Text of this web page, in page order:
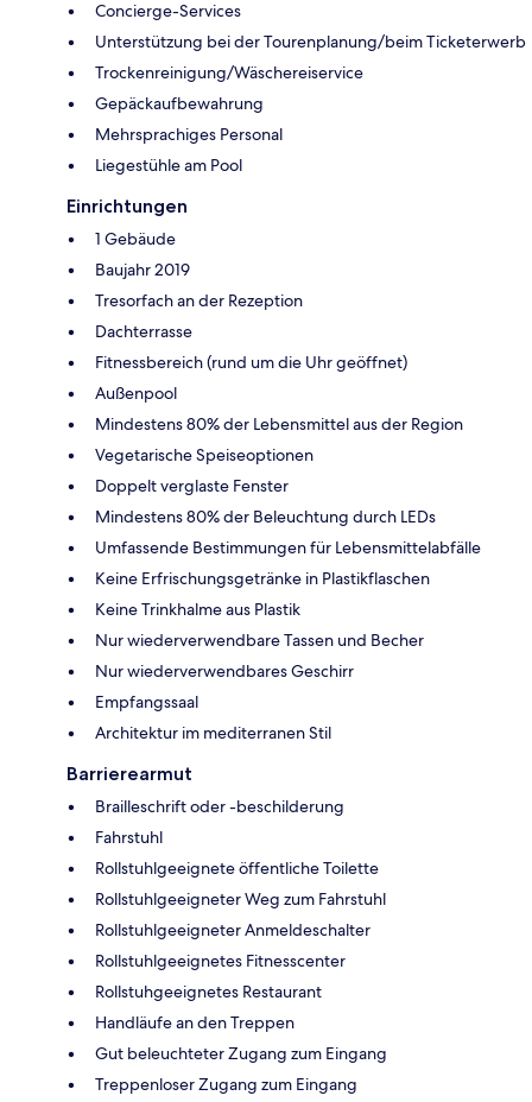
Concierge-Services
Unterstützung bei der Tourenplanung/beim Ticketerwerb
Trockenreinigung/Wäschereiservice
Gepäckaufbewahrung
Mehrsprachiges Personal
Liegestühle am Pool
Einrichtungen
1 Gebäude
Baujahr 2019
Tresorfach an der Rezeption
Dachterrasse
Fitnessbereich (rund um die Uhr geöffnet)
Außenpool
Mindestens 80% der Lebensmittel aus der Region
Vegetarische Speiseoptionen
Doppelt verglaste Fenster
Mindestens 80% der Beleuchtung durch LEDs
Umfassende Bestimmungen für Lebensmittelabfälle
Keine Erfrischungsgetränke in Plastikflaschen
Keine Trinkhalme aus Plastik
Nur wiederverwendbare Tassen und Becher
Nur wiederverwendbares Geschirr
Empfangssaal
Architektur im mediterranen Stil
Barrierearmut
Brailleschrift oder -beschilderung
Fahrstuhl
Rollstuhlgeeignete öffentliche Toilette
Rollstuhlgeeigneter Weg zum Fahrstuhl
Rollstuhlgeeigneter Anmeldeschalter
Rollstuhlgeeignetes Fitnesscenter
Rollstuhgeeignetes Restaurant
Handläufe an den Treppen
Gut beleuchteter Zugang zum Eingang
Treppenloser Zugang zum Eingang